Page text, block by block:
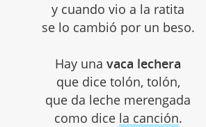
y cuando vio a la ratita
se lo cambió por un beso.
Hay una vaca lechera
que dice tolón, tolón,
que da leche merengada
como dice la canción.